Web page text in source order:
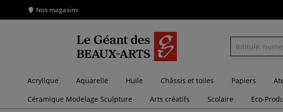
Nos magasins
Acrylique Aquarelle Huile Châssis et toiles Papiers
Céramique Modelage Sculpture
Arts créatifs Scolaire Eco-